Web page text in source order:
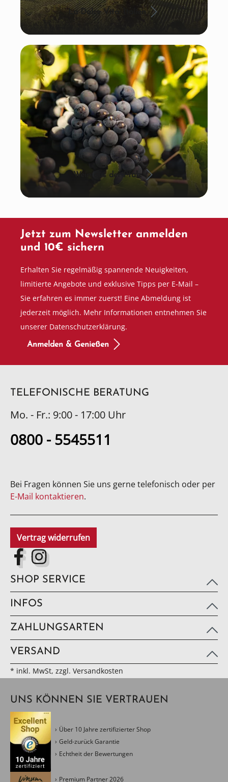
La Dolce Vita: Italien
Wein aus der Pfalz
Jetzt zum Newsletter anmelden
und 10€ sichern
Erhalten Sie regelmäßig spannende Neuigkeiten,
limitierte Angebote und exklusive Tipps per E-Mail –
Sie erfahren es immer zuerst! Eine Abmeldung ist
jederzeit möglich. Mehr Informationen entnehmen Sie
unserer Datenschutzerklärung.
Anmelden & Genießen
TELEFONISCHE BERATUNG
Mo. - Fr.: 9:00 - 17:00 Uhr
0800 - 5545511
Bei Fragen können Sie uns gerne telefonisch oder per
E-Mail kontaktieren.
Vertrag widerrufen
SHOP SERVICE
INFOS
ZAHLUNGSARTEN
VERSAND
* inkl. MwSt, zzgl. Versandkosten
UNS KÖNNEN SIE VERTRAUEN
Über 10 Jahre zertifizierter Shop
Geld-zurück Garantie
Echtheit der Bewertungen
Premium Partner 2026